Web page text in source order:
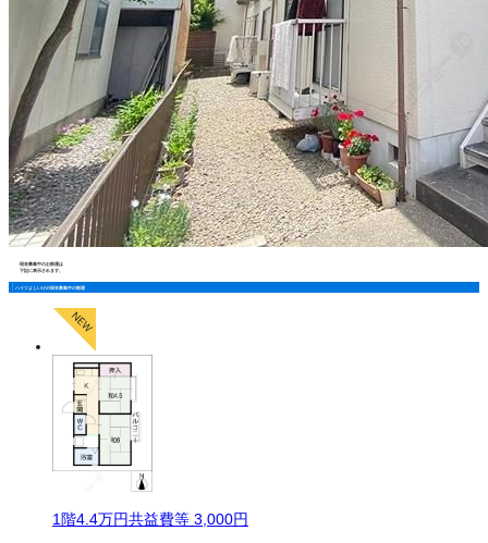
現在募集中のお部屋は
下記に表示されます。
ハイツよしいけの現在募集中の部屋
1階4.4万円共益費等 3,000円